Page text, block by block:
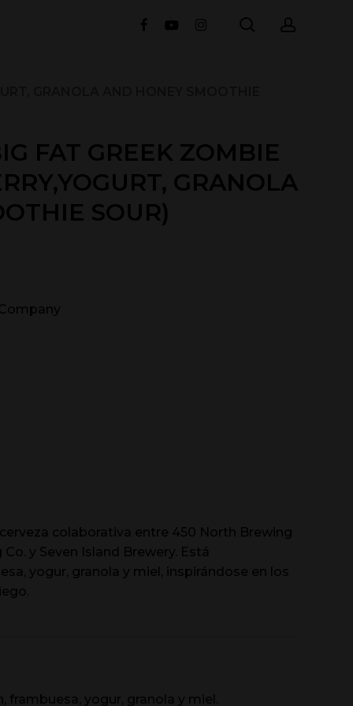
search
facebookyoutubeinstagram
FAT GREEK ZOMBIE
GRANOLA
SOUR)
colaborativa entre 450 North Brewing
y Seven Island Brewery. Está
yogur, granola y miel, inspirándose en los
yogur, granola y miel.